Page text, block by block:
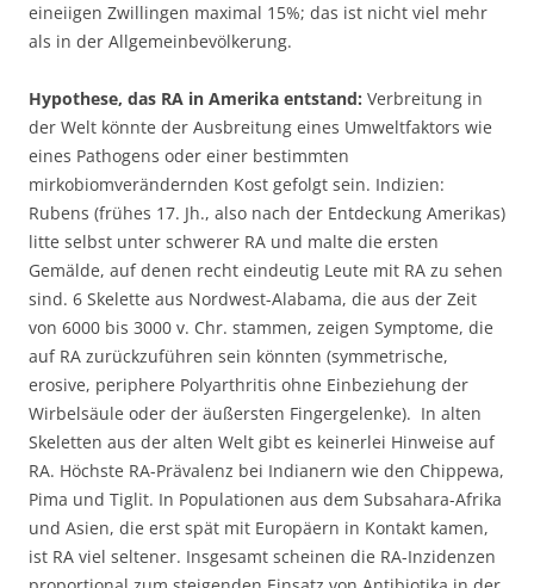
eineiigen Zwillingen maximal 15%; das ist nicht viel mehr
als in der Allgemeinbevölkerung.
Hypothese, das RA in Amerika entstand: Verbreitung in
der Welt könnte der Ausbreitung eines Umweltfaktors wie
eines Pathogens oder einer bestimmten
mirkobiomverändernden Kost gefolgt sein. Indizien:
Rubens (frühes 17. Jh., also nach der Entdeckung Amerikas)
litte selbst unter schwerer RA und malte die ersten
Gemälde, auf denen recht eindeutig Leute mit RA zu sehen
sind. 6 Skelette aus Nordwest-Alabama, die aus der Zeit
von 6000 bis 3000 v. Chr. stammen, zeigen Symptome, die
auf RA zurückzuführen sein könnten (symmetrische,
erosive, periphere Polyarthritis ohne Einbeziehung der
Wirbelsäule oder der äußersten Fingergelenke). In alten
Skeletten aus der alten Welt gibt es keinerlei Hinweise auf
RA. Höchste RA-Prävalenz bei Indianern wie den Chippewa,
Pima und Tiglit. In Populationen aus dem Subsahara-Afrika
und Asien, die erst spät mit Europäern in Kontakt kamen,
ist RA viel seltener. Insgesamt scheinen die RA-Inzidenzen